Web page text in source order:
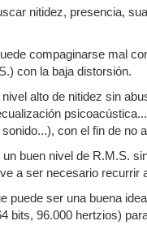
nitidez, presencia,
compaginarse mal
con la baja distorsión.
alto de nitidez sin
con el fin de no
buen nivel de R.M.S.
a ser necesario recurrir
puede ser una buena
bits, 96.000 hertzios)